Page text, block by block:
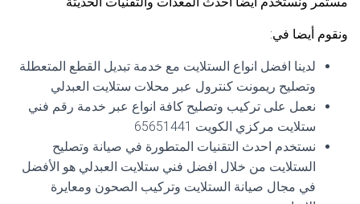
ونقوم أيضا في:
لدينا افضل انواع الستلايت مع خدمة تبديل القطع المتعطلة
وتصليح ريمونت كنترول عبر محلات ستلايت العبدلي
نعمل على تركيب وتصليح كافة انواع عبر خدمة رقم فني
ستلايت مركزي الكويت 65651441
نستخدم احدث التقنيات المتطورة في صيانة وتصليح
الستلايت من خلال افضل فني ستلايت العبدلي هو الأفضل
في مجال صيانة الستلايت وتركيب الصحون ومعايرة